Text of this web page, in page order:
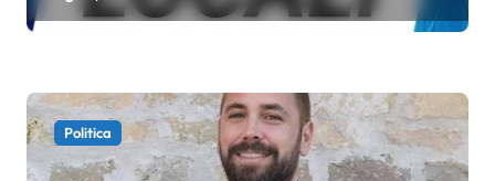
Politica